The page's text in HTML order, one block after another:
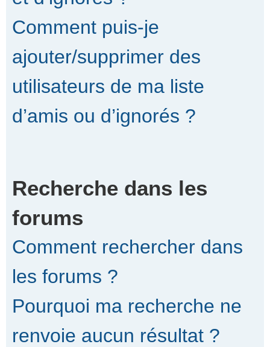
Comment puis-je
ajouter/supprimer des
utilisateurs de ma liste
d’amis ou d’ignorés ?
Recherche dans les
forums
Comment rechercher dans
les forums ?
Pourquoi ma recherche ne
renvoie aucun résultat ?